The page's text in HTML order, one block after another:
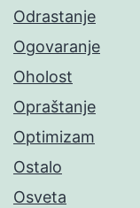
Odrastanje
Ogovaranje
Oholost
Opraštanje
Optimizam
Ostalo
Osveta